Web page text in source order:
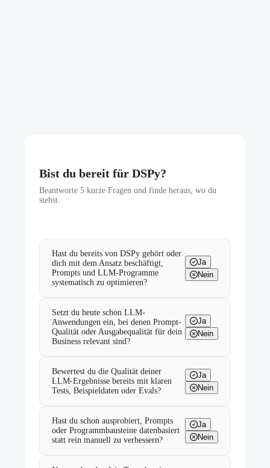
Bist du bereit für DSPy?
Beantworte 5 kurze Fragen und finde heraus, wo du
stehst.
Hast du bereits von DSPy gehört oder
dich mit dem Ansatz beschäftigt,
Prompts und LLM-Programme
systematisch zu optimieren?
Ja
Nein
Setzt du heute schon LLM-
Anwendungen ein, bei denen Prompt-
Qualität oder Ausgabequalität für dein
Business relevant sind?
Ja
Nein
Bewertest du die Qualität deiner
LLM-Ergebnisse bereits mit klaren
Tests, Beispieldaten oder Evals?
Ja
Nein
Hast du schon ausprobiert, Prompts
oder Programmbausteine datenbasiert
statt rein manuell zu verbessern?
Ja
Nein